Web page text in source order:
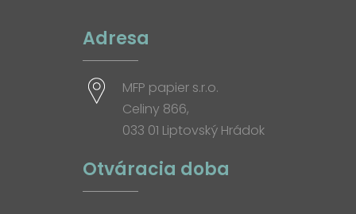
Adresa
MFP papier s.r.o.
Celiny 866,
033 01 Liptovský Hrádok
Otváracia doba